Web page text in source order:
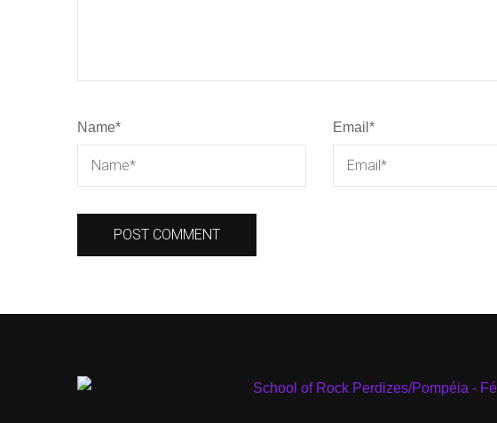
Name* Email*